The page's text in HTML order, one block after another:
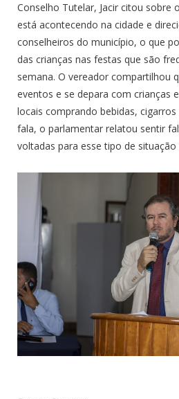
Conselho Tutelar, Jacir citou sobre
está acontecendo na cidade e
conselheiros do município, o que
das crianças nas festas que são
semana. O vereador compartilhou
eventos e se depara com crianças
locais comprando bebidas,
fala, o parlamentar relatou sentir
voltadas para esse tipo de